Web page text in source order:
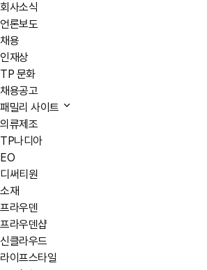
회사소식
언론보도
채용
인재상
TP 문화
채용공고
패밀리 사이트
의류제조
TP나디아
EO
디써티원
소재
프라우덴
프라우덴샵
신클라우드
라이프스타일